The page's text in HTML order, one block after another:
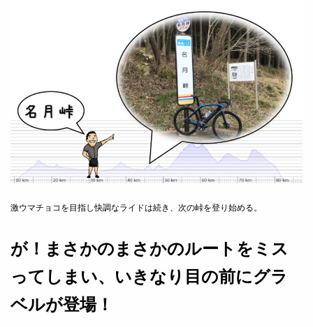
激ウマチョコを目指し快調なライドは続き、次の峠を登り始める。
が！まさかのまさかのルートをミス
ってしまい、いきなり目の前にグラ
ベルが登場！